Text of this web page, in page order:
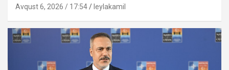
Avqust 6, 2026 / 17:54 leylakamil